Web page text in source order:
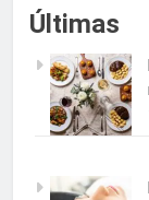
Últimas